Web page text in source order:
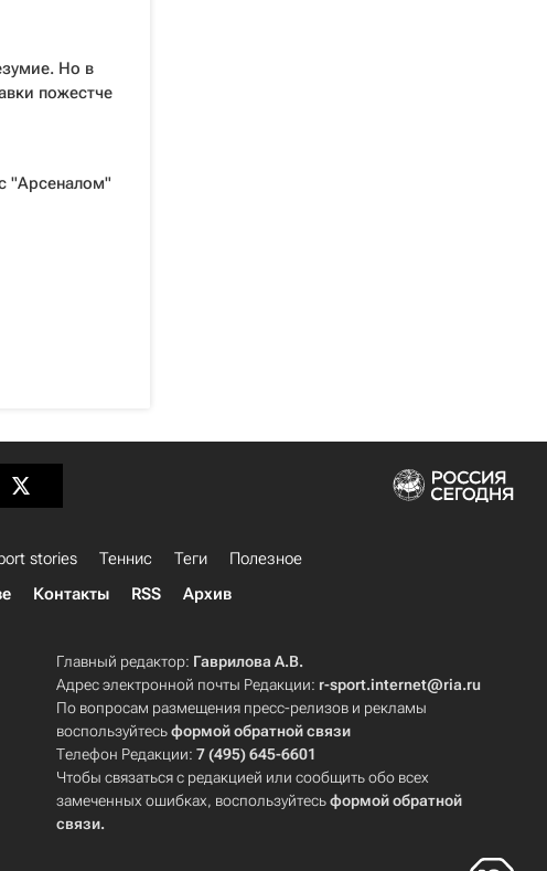
Но в
пожестче
"Арсеналом"
stories Теннис Теги
Полезное
Контакты RSS Архив
Главный редактор: Гаврилова А.В.
Адрес электронной почты Редакции: r-sport.internet@ria.ru
По вопросам размещения пресс-релизов и рекламы
воспользуйтесьформой обратной связи
Телефон Редакции:7 (495) 645-6601
Чтобы связаться с редакцией или сообщить обо всех
замеченных ошибках, воспользуйтесьформой обратной
связи.